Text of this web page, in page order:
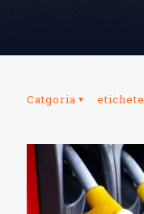
Catgoria etichete